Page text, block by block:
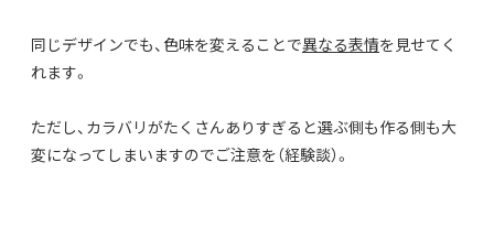
同じデザインでも、色味を変えることで異なる表情を見せてく
れます。
ただし、カラバリがたくさんありすぎると選ぶ側も作る側も大
変になってしまいますのでご注意を（経験談）。